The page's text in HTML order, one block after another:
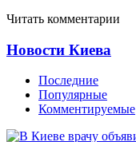
Читать комментарии
Новости Киева
Последние
Популярные
Комментируемые